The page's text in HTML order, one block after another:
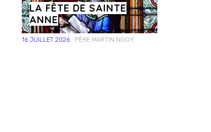
LA FÊTE DE SAINTE
ANNE
16 JUILLET 2026 PÈRE MARTIN NGOY,